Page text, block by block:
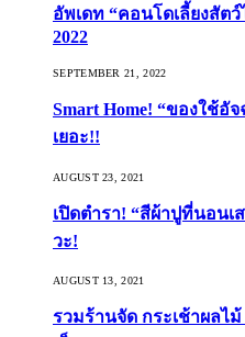
อัพเดท “คอนโดเลี้ยงสัต
2022
SEPTEMBER 21, 2022
Smart Home! “ของใช้อั
เยอะ!!
AUGUST 23, 2021
เปิดตำรา! “สีผ้าปูที่นอนเ
วะ!
AUGUST 13, 2021
รวมร้านจัด กระเช้าผลไ